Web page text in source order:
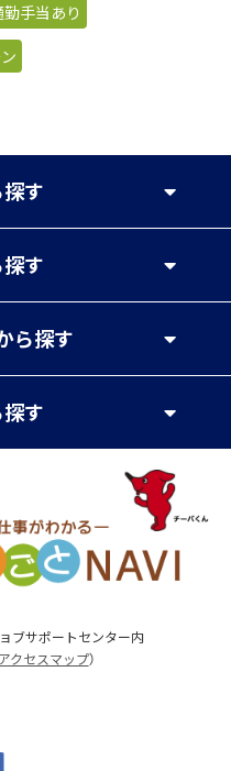
勤手当あり
す
す
ら探す
す
ブサポートセンター内
クセスマップ）